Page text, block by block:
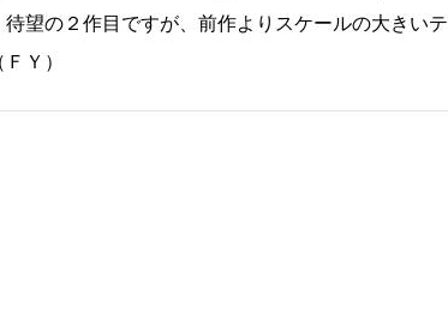
望の２作目ですが、前作よりスケールの大きいテ
Ｙ）